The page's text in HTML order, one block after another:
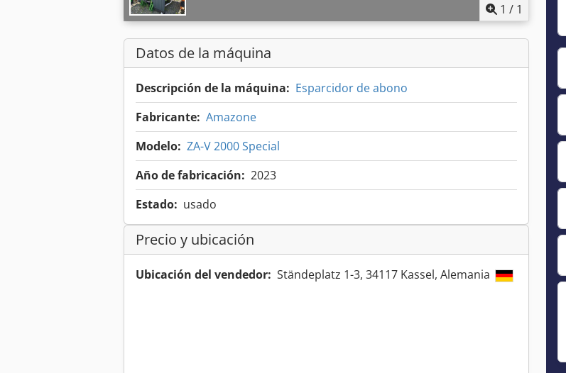
1 / 1
Datos de la máquina
Descripción de la máquina: Esparcidor de abono
Fabricante: Amazone
Modelo: ZA-V 2000 Special
Año de fabricación: 2023
Estado: usado
Precio y ubicación
Ubicación del vendedor: Ständeplatz 1-3, 34117 Kassel, Alemania